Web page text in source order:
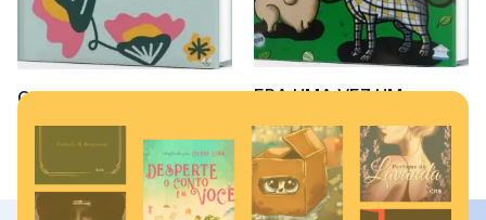
Quando a Vida Vira um
50,00
Comprar
ERA UMA VEZ UM
R$25,00
Comprar